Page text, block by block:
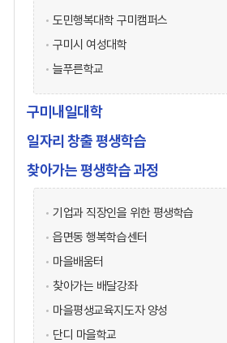
도민행복대학 구미캠퍼스
구미시 여성대학
늘푸른학교
구미내일대학
일자리 창출 평생학습
찾아가는 평생학습 과정
기업과 직장인을 위한 평생학습
읍면동 행복학습센터
마을배움터
찾아가는 배달강좌
마을평생교육지도자 양성
단디 마을학교